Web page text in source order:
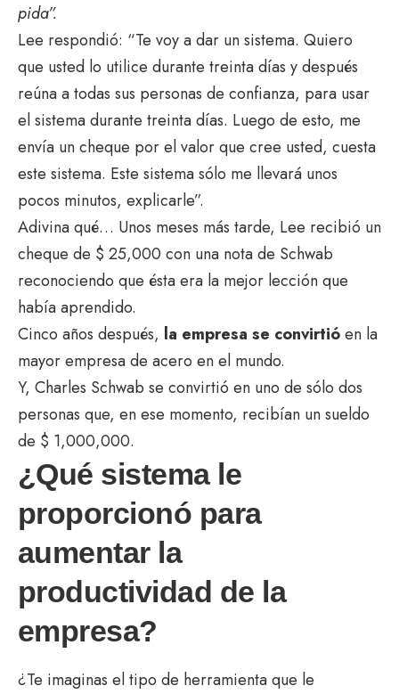
pida”.
Lee respondió: “Te voy a dar un sistema. Quiero
que usted lo utilice durante treinta días y después
reúna a todas sus personas de confianza, para usar
el sistema durante treinta días. Luego de esto, me
envía un cheque por el valor que cree usted, cuesta
este sistema. Este sistema sólo me llevará unos
pocos minutos, explicarle”.
Adivina qué… Unos meses más tarde, Lee recibió un
cheque de $ 25,000 con una nota de Schwab
reconociendo que ésta era la mejor lección que
había aprendido.
Cinco años después, la empresa se convirtióen la
mayor empresa de acero en el mundo.
Y, Charles Schwab se convirtió en uno de sólo dos
personas que, en ese momento, recibían un sueldo
de $ 1,000,000.
¿Qué sistema le
proporcionó para
aumentar la
productividad de la
empresa?
¿Te imaginas el tipo de herramienta que le